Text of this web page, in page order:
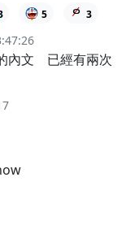
5 3
內文 已經有兩次